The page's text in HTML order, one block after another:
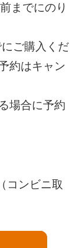
までにのり
ご購入くだ
約はキャン
場合に予約
コンビニ取